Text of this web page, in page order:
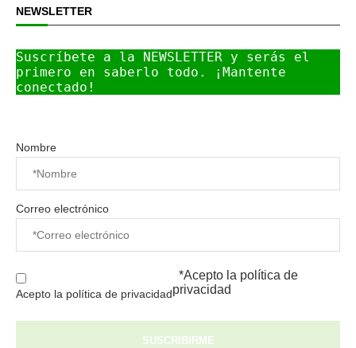
NEWSLETTER
Suscríbete a la NEWSLETTER y serás el
primero en saberlo todo. ¡Mantente
conectado!
Nombre
Correo electrónico
Acepto la política de privacidad
*Acepto la política de
privacidad